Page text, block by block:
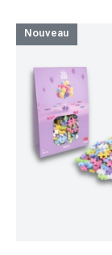
Nouveau